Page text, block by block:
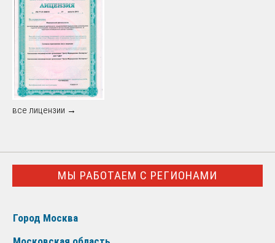
все лицензии →
МЫ РАБОТАЕМ С РЕГИОНАМИ
Город Москва